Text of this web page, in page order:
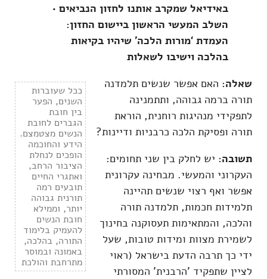
באידיאל שמקרב אותנו לחזון הנביאים •
השלב המעשי הראשון ביישום החזון:
העמדת ‘מורות הלכה’ שיהיו בקיאות
בהלכה וישיבו לשאלות
ככל שעוברות
השנים, הפער
בין חובת
הגברים לחובת
הנשים מצטמצם.
הידע והחוכמה
הופכים לנחלת
הציבור הרחב,
ואתגרי החיים
תובעים רמה
תורנית גבוהה
יותר, וממילא
חובת הנשים
להעמיק בלימוד
התורה, בהלכה,
באמונה ובמוסר
מתרחבת והולכת
שאלה: האם אפשר שנשים תלמדנה
תורה ברמה גבוהה, ותתמנינה
לתפקידי מנהיגות רוחנית, הוראת
תורה ופסיקת הלכה כרבניות ודיינות?
תשובה: יש לחלק בין שני תחומים:
העקרוני והמעשי. מבחינה עקרונית
אפשר ואף רצוי שנשים תהיינה
תלמידות חכמות, תלמדנה תורה
והלכה, והמתאימות תעסוקנה בחינוך
לשמירת מצוות ומידות טובות, שעל
ידי כך תרבה הדעת בישראל (ראוי
לציין שתפקיד 'הרבנית' המסורתי